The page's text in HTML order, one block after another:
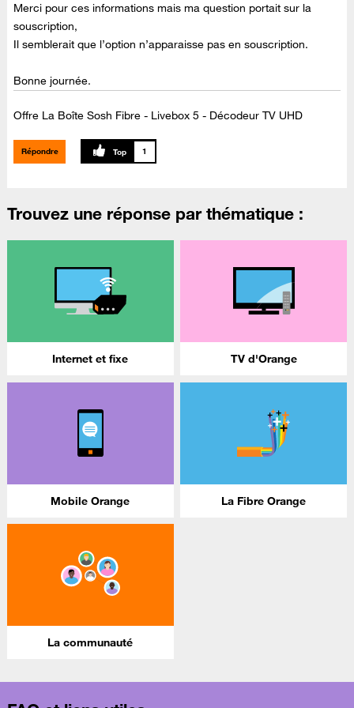
Merci pour ces informations mais ma question portait sur la
souscription,
Il semblerait que l’option n’apparaisse pas en souscription.
Bonne journée.
Offre La Boîte Sosh Fibre - Livebox 5 - Décodeur TV UHD
Répondre 1
Trouvez une réponse par thématique :
Internet et fixe TV d'Orange
Mobile Orange La Fibre Orange
La communauté